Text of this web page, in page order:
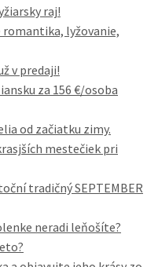
raj!
lyžovanie,
v predaji!
za 156 €/osoba
od začiatku zimy.
mestečiek pri
tradičný SEPTEMBER
neradi leňošíte?